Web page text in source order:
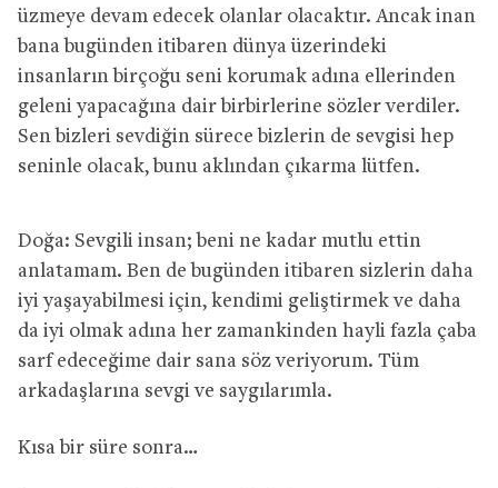
üzmeye devam edecek olanlar olacaktır. Ancak inan
bana bugünden itibaren dünya üzerindeki
insanların birçoğu seni korumak adına ellerinden
geleni yapacağına dair birbirlerine sözler verdiler.
Sen bizleri sevdiğin sürece bizlerin de sevgisi hep
seninle olacak, bunu aklından çıkarma lütfen.
Doğa: Sevgili insan; beni ne kadar mutlu ettin
anlatamam. Ben de bugünden itibaren sizlerin daha
iyi yaşayabilmesi için, kendimi geliştirmek ve daha
da iyi olmak adına her zamankinden hayli fazla çaba
sarf edeceğime dair sana söz veriyorum. Tüm
arkadaşlarına sevgi ve saygılarımla.
Kısa bir süre sonra…